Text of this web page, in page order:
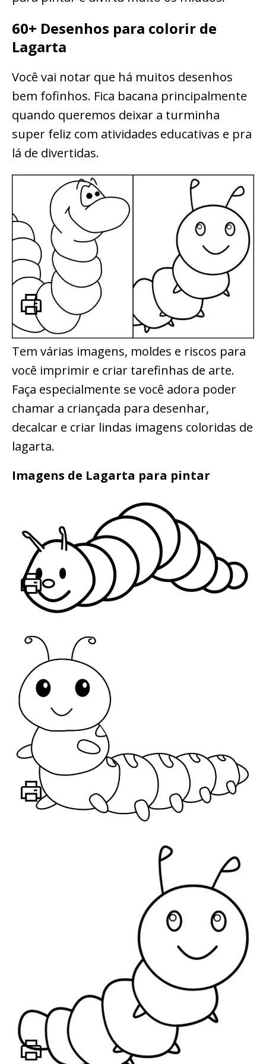
60+ Desenhos para colorir de
Lagarta
Você vai notar que há muitos desenhos
bem fofinhos. Fica bacana principalmente
quando queremos deixar a turminha
super feliz com atividades educativas e pra
lá de divertidas.
Tem várias imagens, moldes e riscos para
você imprimir e criar tarefinhas de arte.
Faça especialmente se você adora poder
chamar a criançada para desenhar,
decalcar e criar lindas imagens coloridas de
lagarta.
Imagens de Lagarta para pintar